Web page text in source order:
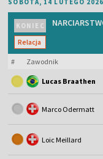
KONIEC
Relacja
# Zawodnik
Lucas Braathen
Marco Odermatt
Loic Meillard